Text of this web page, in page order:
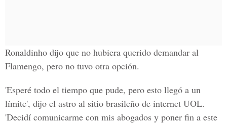
Ronaldinho dijo que no hubiera querido demandar al
Flamengo, pero no tuvo otra opción.
'Esperé todo el tiempo que pude, pero esto llegó a un
límite', dijo el astro al sitio brasileño de internet UOL.
'Decidí comunicarme con mis abogados y poner fin a este